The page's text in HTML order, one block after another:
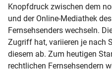
Knopfdruck zwischen dem
und der Online-Mediathek
Fernsehsenders wechseln.
Zugriff hat, variieren je nach
diesem ab. Zum heutigen
rechtlichen Fernsehsendern